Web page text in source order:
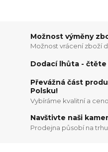
Možnost výměny
Možnost vrácení zboží
Dodací lhůta -
Převážná část
Polsku!
Vybíráme kvalitní a
Navštivte naši
Prodejna působí na trhu